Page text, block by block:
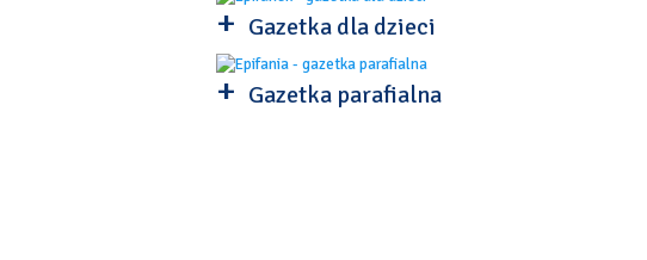
+ Gazetka dla dzieci
+ Gazetka parafialna